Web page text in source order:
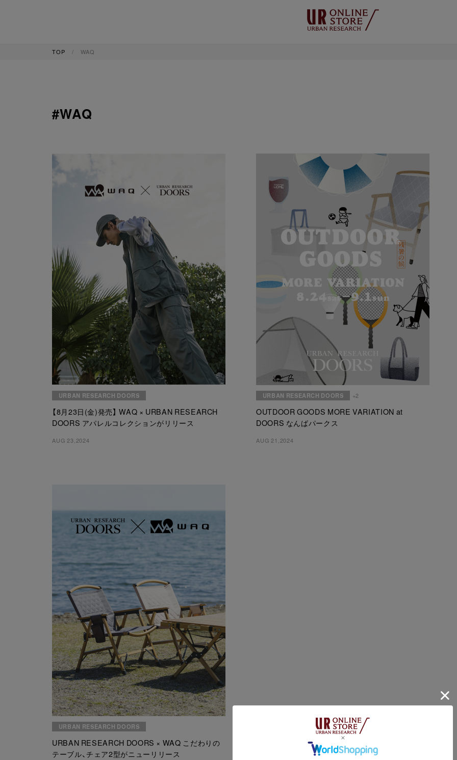
TOP WAQ
#WAQ
URBAN RESEARCH DOORS
【8月23日(金)発売】 WAQ × URBAN RESEARCH
DOORS アパレルコレクションがリリース
AUG 23,2024
URBAN RESEARCH DOORS +2
OUTDOOR GOODS MORE VARIATION at
DOORS なんばパークス
AUG 21,2024
URBAN RESEARCH DOORS
URBAN RESEARCH DOORS × WAQ こだわりの
テーブル、チェア2型がニューリリース